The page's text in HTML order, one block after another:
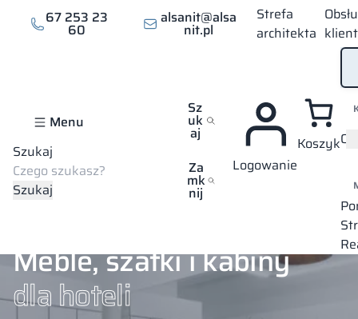
67 253 23
60
alsanit@alsa
nit.pl
Strefa
architekta
Menu
Szukaj
Szukaj
Sz
uk
aj
Za
mk
nij
Logowanie
Koszyk
Strona główna Branże Hotelarstwo
Meble, szafki i kabiny
dla hoteli